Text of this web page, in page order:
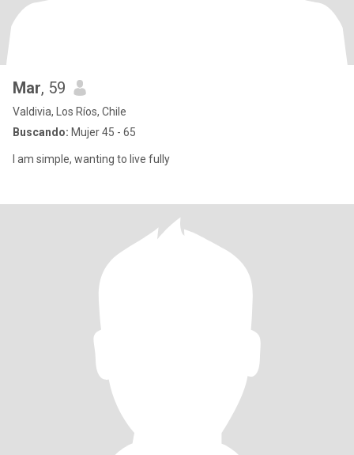
Mar, 59
Valdivia, Los Ríos, Chile
Buscando: Mujer 45 - 65
I am simple, wanting to live fully